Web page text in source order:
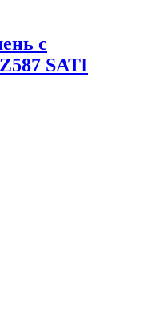
с
SATI